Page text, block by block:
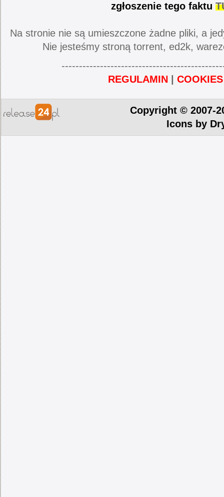
zgłoszenie tego faktu
Na stronie nie są umieszczone żadne pliki, a
Nie jesteśmy stroną torrent, ed2k,
REGULAMIN
COOKIES
Copyright © 2007-
Icons by